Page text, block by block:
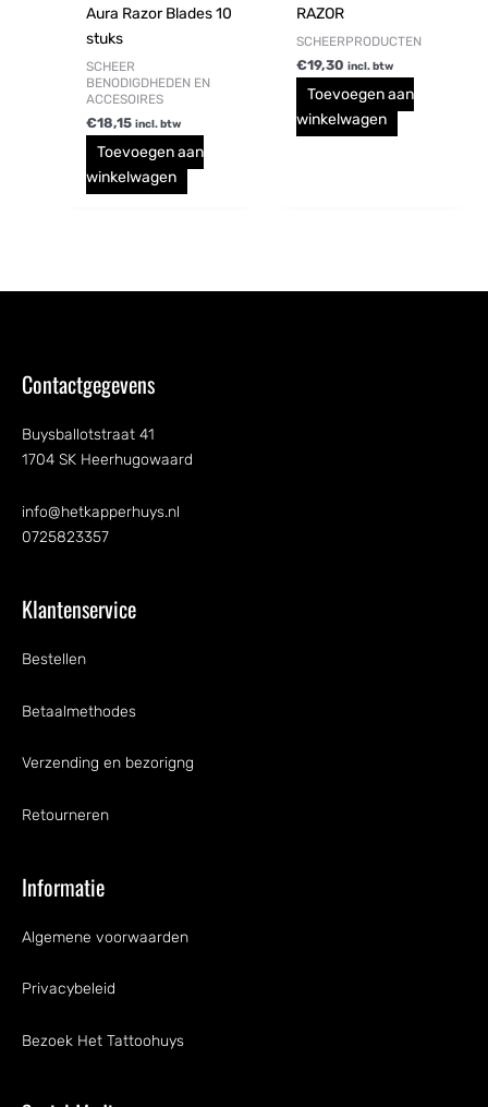
Aura Razor Blades 10
stuks
SCHEER
BENODIGDHEDEN EN
ACCESOIRES
€18,15 incl. btw
Toevoegen aan
winkelwagen
RAZOR
SCHEERPRODUCTEN
€19,30 incl. btw
Toevoegen aan
winkelwagen
Contactgegevens
Buysballotstraat 41
1704 SK Heerhugowaard
info@hetkapperhuys.nl
0725823357
Klantenservice
Bestellen
Betaalmethodes
Verzending en bezorigng
Retourneren
Informatie
Algemene voorwaarden
Privacybeleid
Bezoek Het Tattoohuys